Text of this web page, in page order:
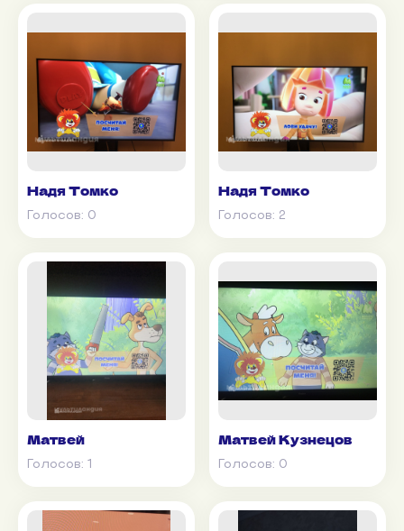
Надя Томко
Голосов: 0
Надя Томко
Голосов: 2
Матвей
Голосов: 1
Матвей Кузнецов
Голосов: 0